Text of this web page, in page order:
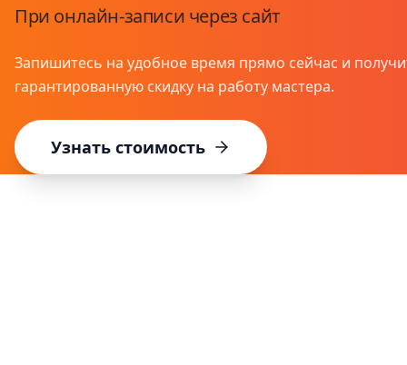
При онлайн-записи через сайт
Запишитесь на удобное время прямо сейчас и
гарантированную скидку на работу мастера.
Узнать стоимость